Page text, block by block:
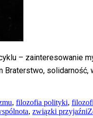
– zainteresowanie
solidarność,
, filozofia polityki,
, związki przyjaźni